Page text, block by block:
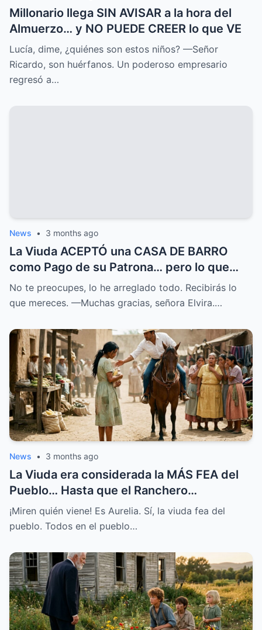
Millonario llega SIN AVISAR a la hora del
Almuerzo… y NO PUEDE CREER lo que VE
Lucía, dime, ¿quiénes son estos niños? —Señor
Ricardo, son huérfanos. Un poderoso empresario
regresó a…
News • 3 months ago
La Viuda ACEPTÓ una CASA DE BARRO
como Pago de su Patrona… pero lo que
ENCONTRÓ lo CAMBIO TODO
No te preocupes, lo he arreglado todo. Recibirás lo
que mereces. —Muchas gracias, señora Elvira.…
News • 3 months ago
La Viuda era considerada la MÁS FEA del
Pueblo… Hasta que el Ranchero
MILLONARIO le Habló
¡Miren quién viene! Es Aurelia. Sí, la viuda fea del
pueblo. Todos en el pueblo…